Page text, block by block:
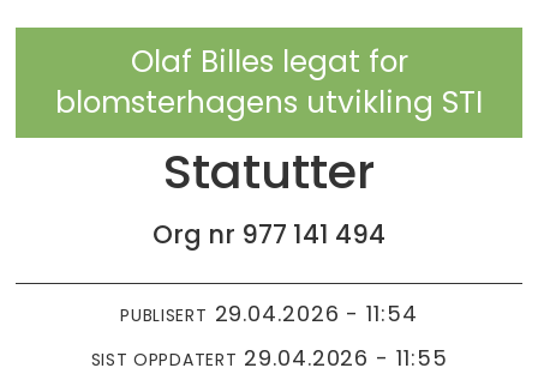
Olaf Billes legat for
blomsterhagens utvikling STI
Statutter
Org nr 977 141 494
PUBLISERT 29.04.2026 - 11:54
SIST OPPDATERT 29.04.2026 - 11:55